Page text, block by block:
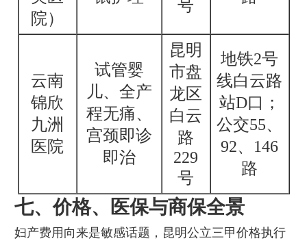
院）
号
云南
锦欣
九洲
医院
试管婴
儿、全产
程无痛、
宫颈即诊
即治
昆明
市盘
龙区
白云
路
229
号
地铁2号
线白云路
站D口；
公交55、
92、146
路
七、价格、医保与商保全景
妇产费用向来是敏感话题，昆明公立三甲价格执行